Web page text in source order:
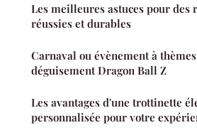
Les meilleures astuces pour des
réussies et durables
Carnaval ou évènement à
déguisement Dragon Ball Z
Les avantages d'une trottinette
personnalisée pour votre